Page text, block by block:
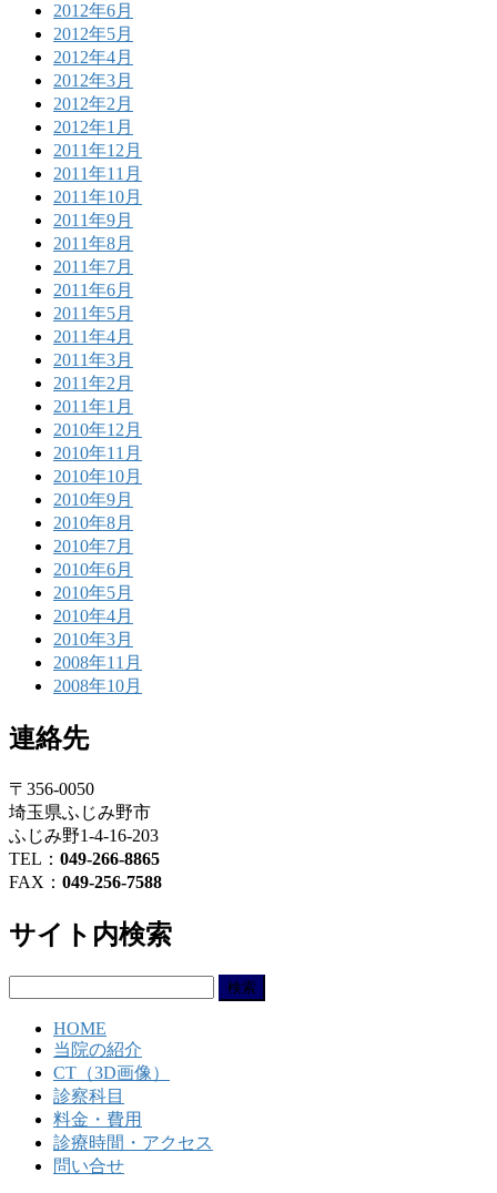
2012年6月
2012年5月
2012年4月
2012年3月
2012年2月
2012年1月
2011年12月
2011年11月
2011年10月
2011年9月
2011年8月
2011年7月
2011年6月
2011年5月
2011年4月
2011年3月
2011年2月
2011年1月
2010年12月
2010年11月
2010年10月
2010年9月
2010年8月
2010年7月
2010年6月
2010年5月
2010年4月
2010年3月
2008年11月
2008年10月
連絡先
〒356-0050
埼玉県ふじみ野市
ふじみ野1-4-16-203
TEL： 049-266-8865
FAX： 049-256-7588
サイト内検索
HOME
当院の紹介
CT（3D画像）
診察科目
料金・費用
診療時間・アクセス
問い合せ